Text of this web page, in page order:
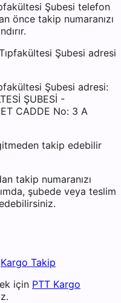
Şubesi telefon
önce takip numaranızı
Şubesi adresi
Şubesi adresi:
ŞUBESİ -
CADDE No: 3 A
takip edebilir
takip numaranızı
şubede veya teslim
Kargo Takip
için PTT Kargo